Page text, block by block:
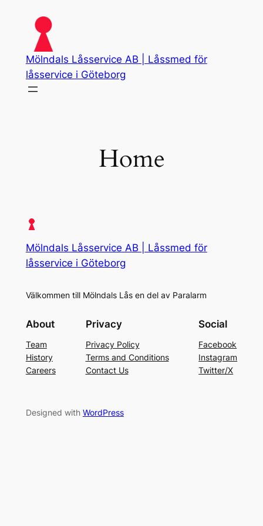
content
Mölndals Låsservice AB | Låssmed för
låsservice i Göteborg
Home
Mölndals Låsservice AB | Låssmed för
låsservice i Göteborg
Välkommen till Mölndals Lås en del av Paralarm
About
Team
History
Careers
Privacy
Privacy Policy
Terms and Conditions
Contact Us
Social
Facebook
Instagram
Twitter/X
Designed with WordPress